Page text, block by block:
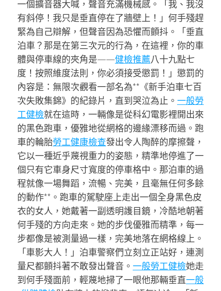
一個擴音器大喊，聲音充滿機械感。「我、我沒
有斜停！我只是垂直停在了牆壁上！」何手殘趕
緊為自己辯解，但聲音因為恐懼而顫抖。「垂直
泊車？那是在第三次元的行為，在這裡，你的車
體與停車線的夾角是——健檢推薦八十九點七
度！按照維度法則，你必須接受懲罰！」懲罰的
內容是：無限次觀看一部名為**《新手泊車七百
次失敗集錦》的紀錄片，直到哭泣為止。 一般勞
工健檢就在這時，一輛像是從科幻電影裡開出來
的黑色跑車，優雅地從網格的邊緣漂移而過。跑
車的輪胎勞工健康檢查發出令人陶醉的摩擦聲，
它以一種近乎蔑視重力的姿態，精準地停進了一
個只有它車身尺寸寬度的停車格中。那泊車的過
程就像一場舞蹈，流暢、完美，且毫無任何多餘
的動作**。跑車的駕駛座上走出一個全身黑色皮
衣的女人，她戴著一副透明護目鏡，冷酷地朝著
何手殘的方向走來。她的步伐優雅而精準，每一
步都像是被測量過一樣，完美地落在網格線上。
「車影大人！」泊車警察們立刻立正站好，連測
量尺都顫抖著不敢發出聲音。 一般勞工健檢她走
到何手殘面前，輕蔑地掃了一眼他那輛垂直一般